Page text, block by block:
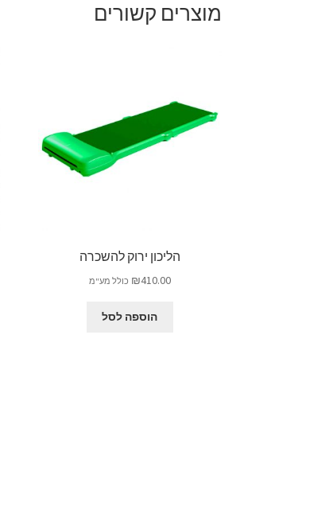
מוצרים קשורים
הליכון ירוק להשכרה
₪410.00 כולל מע"מ
הוספה לסל